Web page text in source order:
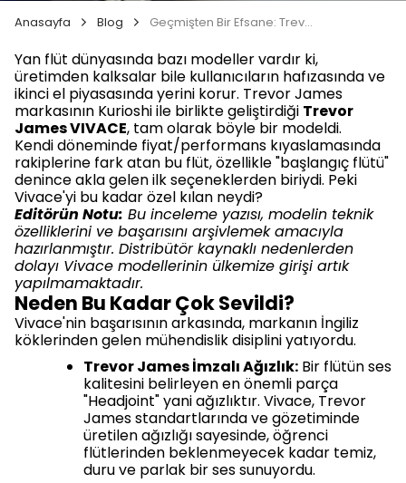
Anasayfa Blog Geçmişten Bir Efsane: Trevor James VIVACE Yan Flüt İncelemesi
Yan flüt dünyasında bazı modeller vardır ki,
üretimden kalksalar bile kullanıcıların hafızasında ve
ikinci el piyasasında yerini korur. Trevor James
markasının Kurioshi ile birlikte geliştirdiği Trevor
James VIVACE, tam olarak böyle bir modeldi.
Kendi döneminde fiyat/performans kıyaslamasında
rakiplerine fark atan bu flüt, özellikle "başlangıç flütü"
denince akla gelen ilk seçeneklerden biriydi. Peki
Vivace'yi bu kadar özel kılan neydi?
Editörün Notu: Bu inceleme yazısı, modelin teknik
özelliklerini ve başarısını arşivlemek amacıyla
hazırlanmıştır. Distribütör kaynaklı nedenlerden
dolayı Vivace modellerinin ülkemize girişi artık
yapılmamaktadır.
Neden Bu Kadar Çok Sevildi?
Vivace'nin başarısının arkasında, markanın İngiliz
köklerinden gelen mühendislik disiplini yatıyordu.
Trevor James İmzalı Ağızlık: Bir flütün ses
kalitesini belirleyen en önemli parça
"Headjoint" yani ağızlıktır. Vivace, Trevor
James standartlarında ve gözetiminde
üretilen ağızlığı sayesinde, öğrenci
flütlerinden beklenmeyecek kadar temiz,
duru ve parlak bir ses sunuyordu.